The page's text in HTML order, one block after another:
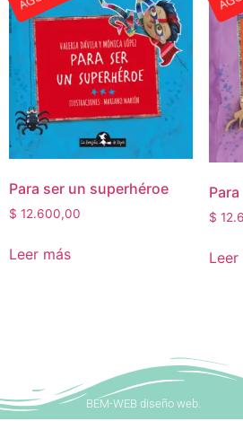
Para ser un superhéroe
$ 12.600,00
Leer más
$
Leer
BEM-WEB diseño web.